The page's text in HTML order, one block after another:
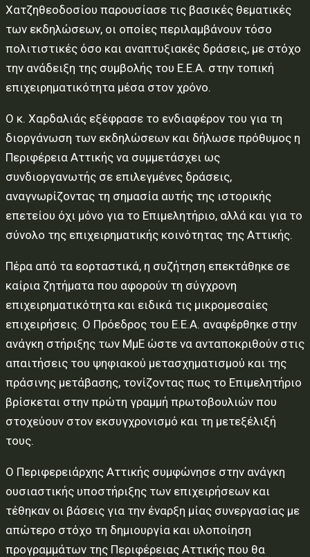
Χατζηθεοδοσίου παρουσίασε τις βασικές θεματικές
των εκδηλώσεων, οι οποίες περιλαμβάνουν τόσο
πολιτιστικές όσο και αναπτυξιακές δράσεις, με στόχο
την ανάδειξη της συμβολής του Ε.Ε.Α. στην τοπική
επιχειρηματικότητα μέσα στον χρόνο.
Ο κ. Χαρδαλιάς εξέφρασε το ενδιαφέρον του για τη
διοργάνωση των εκδηλώσεων και δήλωσε πρόθυμος η
Περιφέρεια Αττικής να συμμετάσχει ως
συνδιοργανωτής σε επιλεγμένες δράσεις,
αναγνωρίζοντας τη σημασία αυτής της ιστορικής
επετείου όχι μόνο για το Επιμελητήριο, αλλά και για το
σύνολο της επιχειρηματικής κοινότητας της Αττικής.
Πέρα από τα εορταστικά, η συζήτηση επεκτάθηκε σε
καίρια ζητήματα που αφορούν τη σύγχρονη
επιχειρηματικότητα και ειδικά τις μικρομεσαίες
επιχειρήσεις. Ο Πρόεδρος του Ε.Ε.Α. αναφέρθηκε στην
ανάγκη στήριξης των ΜμΕ ώστε να ανταποκριθούν στις
απαιτήσεις του ψηφιακού μετασχηματισμού και της
πράσινης μετάβασης, τονίζοντας πως το Επιμελητήριο
βρίσκεται στην πρώτη γραμμή πρωτοβουλιών που
στοχεύουν στον εκσυγχρονισμό και τη μετεξέλιξή
τους.
Ο Περιφερειάρχης Αττικής συμφώνησε στην ανάγκη
ουσιαστικής υποστήριξης των επιχειρήσεων και
τέθηκαν οι βάσεις για την έναρξη μίας συνεργασίας με
απώτερο στόχο τη δημιουργία και υλοποίηση
προγραμμάτων της Περιφέρειας Αττικής που θα